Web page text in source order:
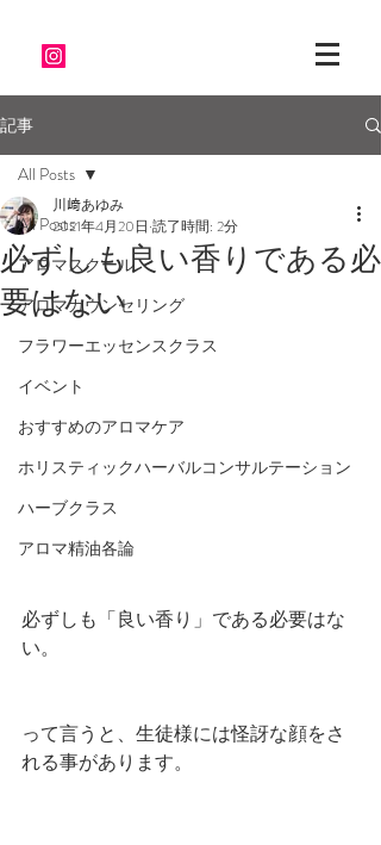
記事
All Posts
アロマスクール
アロマカウンセリング
フラワーエッセンスクラス
イベント
おすすめのアロマケア
ホリスティックハーバルコンサルテーション
ハーブクラス
アロマ精油各論
All Posts
必ずしも良い香りである必
要はない
川﨑あゆみ
2021年4月20日 読了時間: 2分
必ずしも「良い香り」である必要はな
い。
って言うと、生徒様には怪訝な顔をさ
れる事があります。